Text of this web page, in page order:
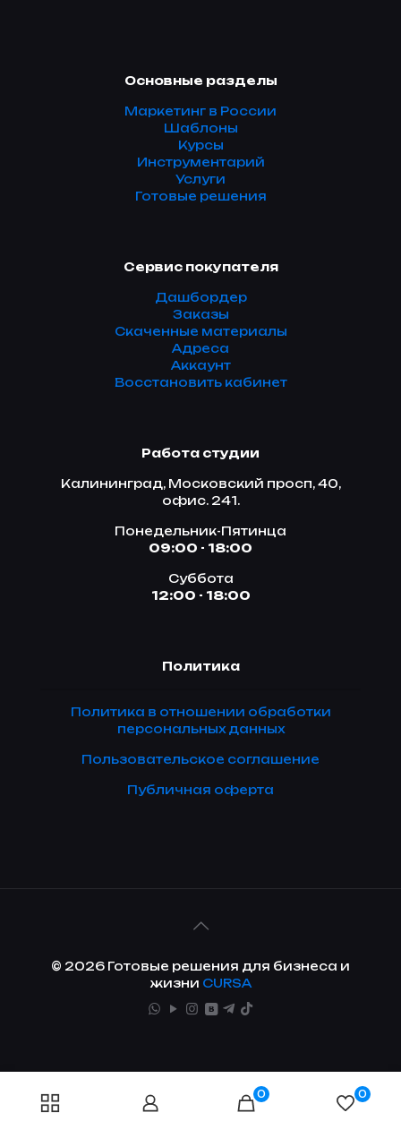
Основные разделы
Маркетинг в России
Шаблоны
Курсы
Инструментарий
Услуги
Готовые решения
Сервис покупателя
Дашбордер
Заказы
Скаченные материалы
Адреса
Аккаунт
Восстановить кабинет
Работа студии
Калининград, Московский просп, 40,
офис. 241.
Понедельник-Пятинца
09:00 - 18:00
Суббота
12:00 - 18:00
Политика
Политика в отношении обработки
персональных данных
Пользовательское соглашение
Публичная оферта
© 2026 Готовые решения для бизнеса и
жизни CURSA
0 0